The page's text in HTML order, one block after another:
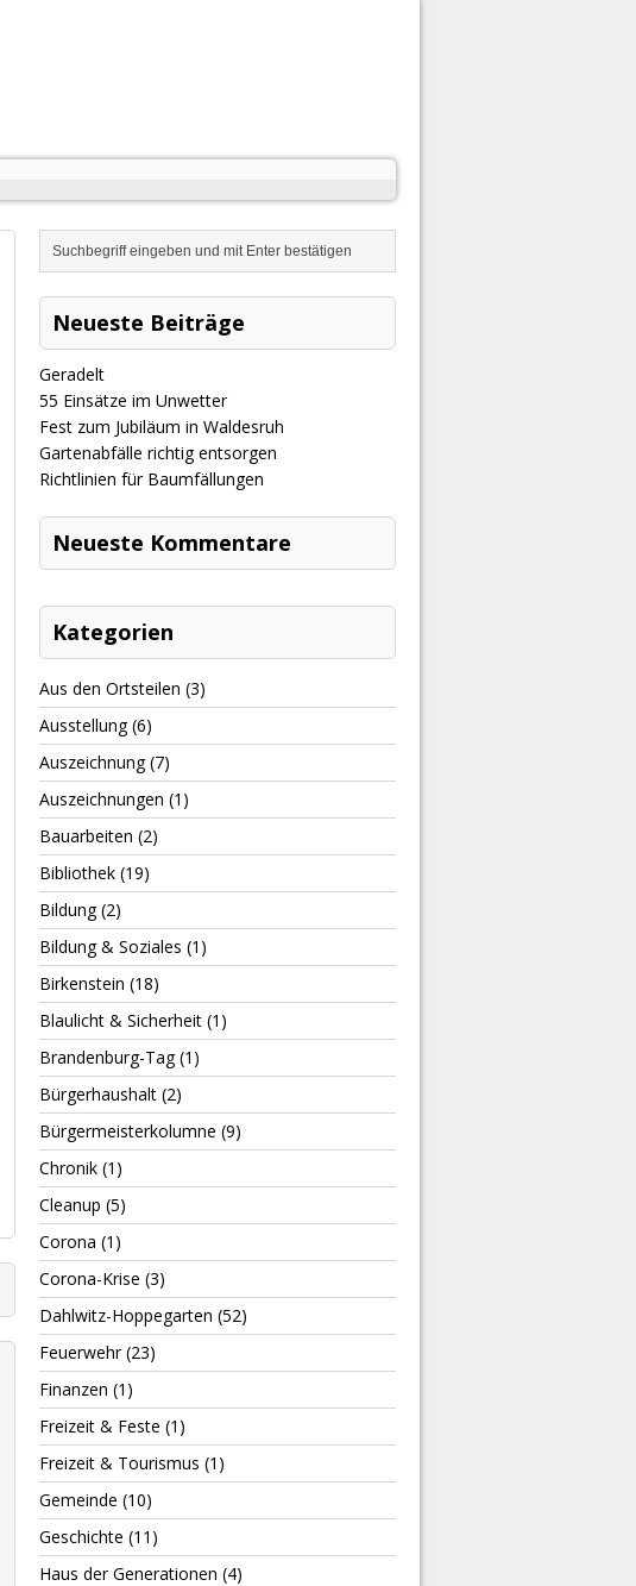
Neueste Beiträge
Geradelt
​55 Einsätze im Unwetter
Fest zum Jubiläum in Waldesruh
Gartenabfälle richtig entsorgen
Richtlinien für Baumfällungen
Neueste Kommentare
Kategorien
Aus den Ortsteilen (3)
Ausstellung(6)
Auszeichnung(7)
Auszeichnungen (1)
Bauarbeiten (2)
Bibliothek (19)
Bildung(2)
Bildung & Soziales (1)
Birkenstein (18)
Blaulicht & Sicherheit (1)
Brandenburg-Tag(1)
Bürgerhaushalt (2)
Bürgermeisterkolumne (9)
Chronik (1)
Cleanup (5)
Corona (1)
Corona-Krise (3)
Dahlwitz-Hoppegarten (52)
Feuerwehr(23)
Finanzen (1)
Freizeit & Feste (1)
Freizeit & Tourismus (1)
Gemeinde (10)
Geschichte (11)
Haus der Generationen (4)